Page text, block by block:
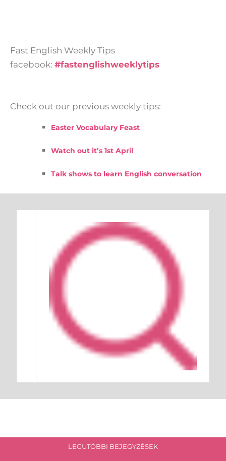
Fast English Weekly Tips
facebook: #fastenglishweeklytips
Check out our previous weekly tips:
Easter Vocabulary Feast
Watch out it’s 1st April
Talk shows to learn English conversation
LEGUTÓBBI BEJEGYZÉSEK